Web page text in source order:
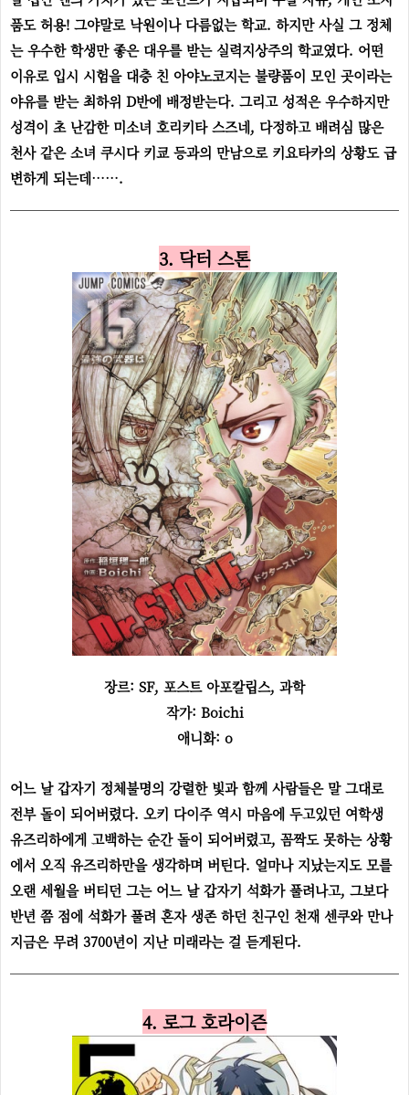
품도 허용! 그야말로 낙원이나 다름없는 학교. 하지만 사실 그 정체
는 우수한 학생만 좋은 대우를 받는 실력지상주의 학교였다. 어떤
이유로 입시 시험을 대충 친 아야노코지는 불량품이 모인 곳이라는
야유를 받는 최하위 D반에 배정받는다. 그리고 성적은 우수하지만
성격이 초 난감한 미소녀 호리키타 스즈네, 다정하고 배려심 많은
천사 같은 소녀 쿠시다 키쿄 등과의 만남으로 키요타카의 상황도 급
변하게 되는데…….
3. 닥터 스톤
장르: SF, 포스트 아포칼립스, 과학
작가: Boichi
애니화: o
어느 날 갑자기 정체불명의 강렬한 빛과 함께 사람들은 말 그대로
전부 돌이 되어버렸다. 오키 다이주 역시 마음에 두고있던 여학생
유즈리하에게 고백하는 순간 돌이 되어버렸고, 꼼짝도 못하는 상황
에서 오직 유즈리하만을 생각하며 버틴다. 얼마나 지났는지도 모를
오랜 세월을 버티던 그는 어느 날 갑자기 석화가 풀려나고, 그보다
반년 쯤 점에 석화가 풀려 혼자 생존 하던 친구인 천재 센쿠와 만나
지금은 무려 3700년이 지난 미래라는 걸 듣게된다.
4. 로그 호라이즌